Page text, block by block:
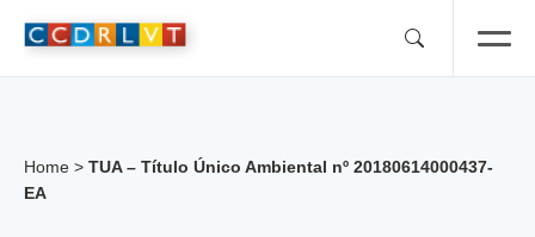
Home > TUA – Título Único Ambiental nº 20180614000437-
EA